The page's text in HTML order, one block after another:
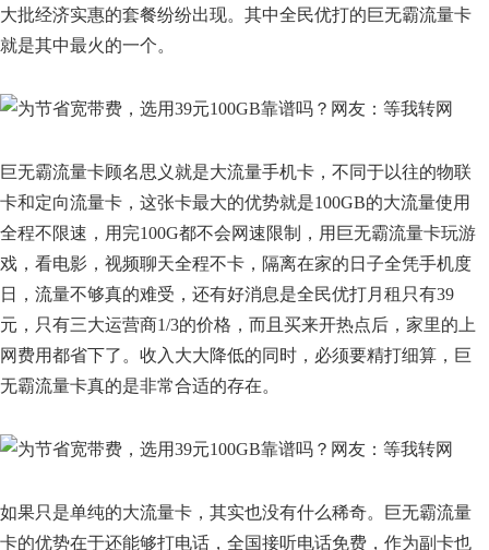
大批经济实惠的套餐纷纷出现。其中全民优打的巨无霸流量卡
就是其中最火的一个。
巨无霸流量卡顾名思义就是大流量手机卡，不同于以往的物联
卡和定向流量卡，这张卡最大的优势就是100GB的大流量使用
全程不限速，用完100G都不会网速限制，用巨无霸流量卡玩游
戏，看电影，视频聊天全程不卡，隔离在家的日子全凭手机度
日，流量不够真的难受，还有好消息是全民优打月租只有39
元，只有三大运营商1/3的价格，而且买来开热点后，家里的上
网费用都省下了。收入大大降低的同时，必须要精打细算，巨
无霸流量卡真的是非常合适的存在。
如果只是单纯的大流量卡，其实也没有什么稀奇。巨无霸流量
卡的优势在于还能够打电话，全国接听电话免费，作为副卡也